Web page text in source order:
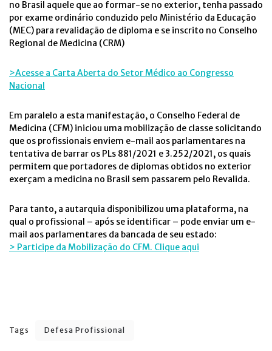
no Brasil aquele que ao formar-se no exterior, tenha passado
por exame ordinário conduzido pelo Ministério da Educação
(MEC) para revalidação de diploma e se inscrito no Conselho
Regional de Medicina (CRM)
>Acesse a Carta Aberta do Setor Médico ao Congresso
Nacional
Em paralelo a esta manifestação, o Conselho Federal de
Medicina (CFM) iniciou uma mobilização de classe solicitando
que os profissionais enviem e-mail aos parlamentares na
tentativa de barrar os PLs 881/2021 e 3.252/2021, os quais
permitem que portadores de diplomas obtidos no exterior
exerçam a medicina no Brasil sem passarem pelo Revalida.
Para tanto, a autarquia disponibilizou uma plataforma, na
qual o profissional – após se identificar – pode enviar um e-
mail aos parlamentares da bancada de seu estado:
> Participe da Mobilização do CFM. Clique aqui
Tags Defesa Profissional